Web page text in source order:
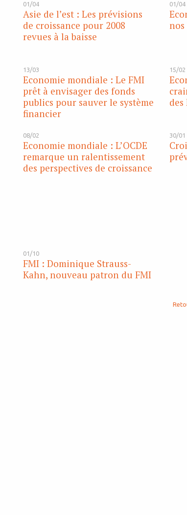
01/04
Asie de l’est : Les prévisions
de croissance pour 2008
revues à la baisse
01/04
nos
13/03
Economie mondiale : Le FMI
prêt à envisager des fonds
publics pour sauver le système
financier
15/02
des
08/02
Economie mondiale : L’OCDE
remarque un ralentissement
des perspectives de croissance
30/01
01/10
FMI : Dominique Strauss-
Kahn, nouveau patron du FMI